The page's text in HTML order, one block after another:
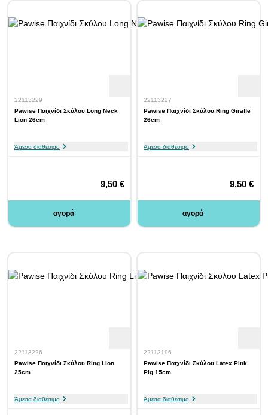
22113229
Pawise Παιχνίδι Σκύλου Long Neck
Lion 26cm
Άμεσα διαθέσιμο
9,50 €
αγορά
22113227
Pawise Παιχνίδι Σκύλου Ring Giraffe
26cm
Άμεσα διαθέσιμο
9,50 €
αγορά
22113226
Pawise Παιχνίδι Σκύλου Ring Lion
25cm
Άμεσα διαθέσιμο
22113196
Pawise Παιχνίδι Σκύλου Latex Pink
Pig 15cm
Άμεσα διαθέσιμο